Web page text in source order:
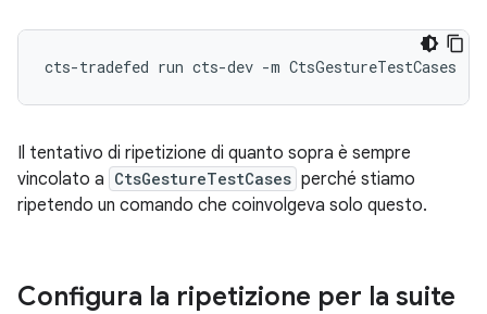
cts-tradefed run cts-dev -m
Il tentativo di ripetizione di quanto sopra è sempre
vincolato a CtsGestureTestCases perché stiamo
ripetendo un comando che coinvolgeva solo questo.
Configura la ripetizione per la suite